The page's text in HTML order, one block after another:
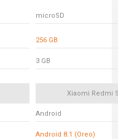
microSD
256 GB
3 GB
Xiaomi Redmi
Android
Android 8.1 (Oreo)